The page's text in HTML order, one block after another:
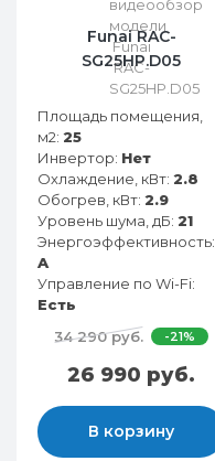
Funai RAC-
SG25HP.D05
Площадь помещения,
м2: 25
Инвертор: Нет
Охлаждение, кВт: 2.8
Обогрев, кВт: 2.9
Уровень шума, дБ: 21
Энергоэффективность:
A
Управление по Wi-Fi:
Есть
34 290 руб.
-21%
26 990 руб.
В корзину